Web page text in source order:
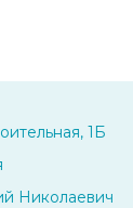
1Б
Николаевич